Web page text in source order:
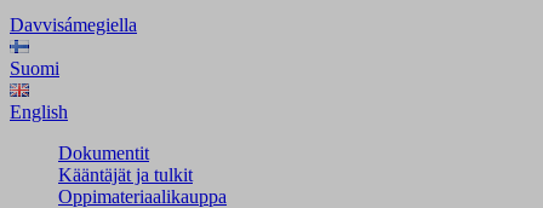
Davvisámegiella
Suomi
English
Dokumentit
Kääntäjät ja tulkit
Oppimateriaalikauppa